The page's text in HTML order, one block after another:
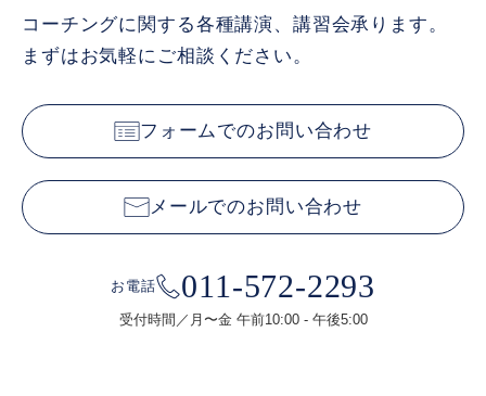
コーチングに関する各種講演、講習会承ります。
まずはお気軽にご相談ください。
フォームでのお問い合わせ
メールでのお問い合わせ
お電話 011-572-2293
受付時間／月〜金 午前10:00 - 午後5:00